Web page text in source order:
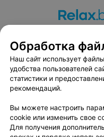
Вакансии
Публичный
Публичный договор
Связаться по
Написать
Обработка
Наш сайт использует
удобства пользователей
статистики и
рекомендаций.
Вы можете настроить
cookie или изменить свое
Для получения